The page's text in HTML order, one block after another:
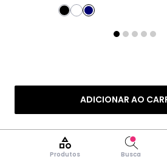
Produtos Busca
ADICIONAR AO